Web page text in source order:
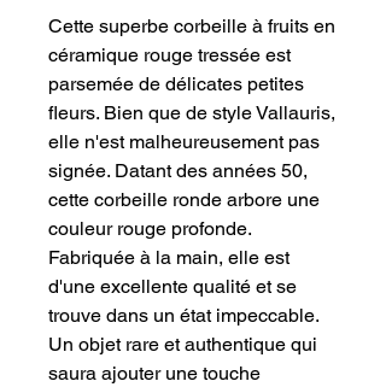
Cette superbe corbeille à fruits en
céramique rouge tressée est
parsemée de délicates petites
fleurs. Bien que de style Vallauris,
elle n'est malheureusement pas
signée. Datant des années 50,
cette corbeille ronde arbore une
couleur rouge profonde.
Fabriquée à la main, elle est
d'une excellente qualité et se
trouve dans un état impeccable.
Un objet rare et authentique qui
saura ajouter une touche